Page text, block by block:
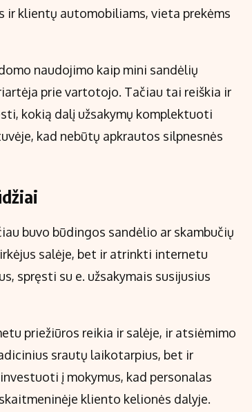
ir klientų automobiliams, vieta prekėms
naudojimo kaip mini sandėlių
prie vartotojo. Tačiau tai reiškia ir
kokią dalį užsakymų komplektuoti
kad nebūtų apkrautos silpnesnės
buvo būdingos sandėlio ar skambučių
salėje, bet ir atrinkti internetu
spręsti su e. užsakymais susijusius
priežiūros reikia ir salėje, ir atsiėmimo
srautų laikotarpius, bet ir
į mokymus, kad personalas
kliento kelionės dalyje.